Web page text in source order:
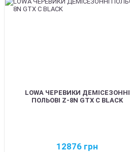
LOWA ЧЕРЕВИКИ ДЕМІСЕЗОННІ
ПОЛЬОВІ Z-8N GTX C BLACK
12876 грн